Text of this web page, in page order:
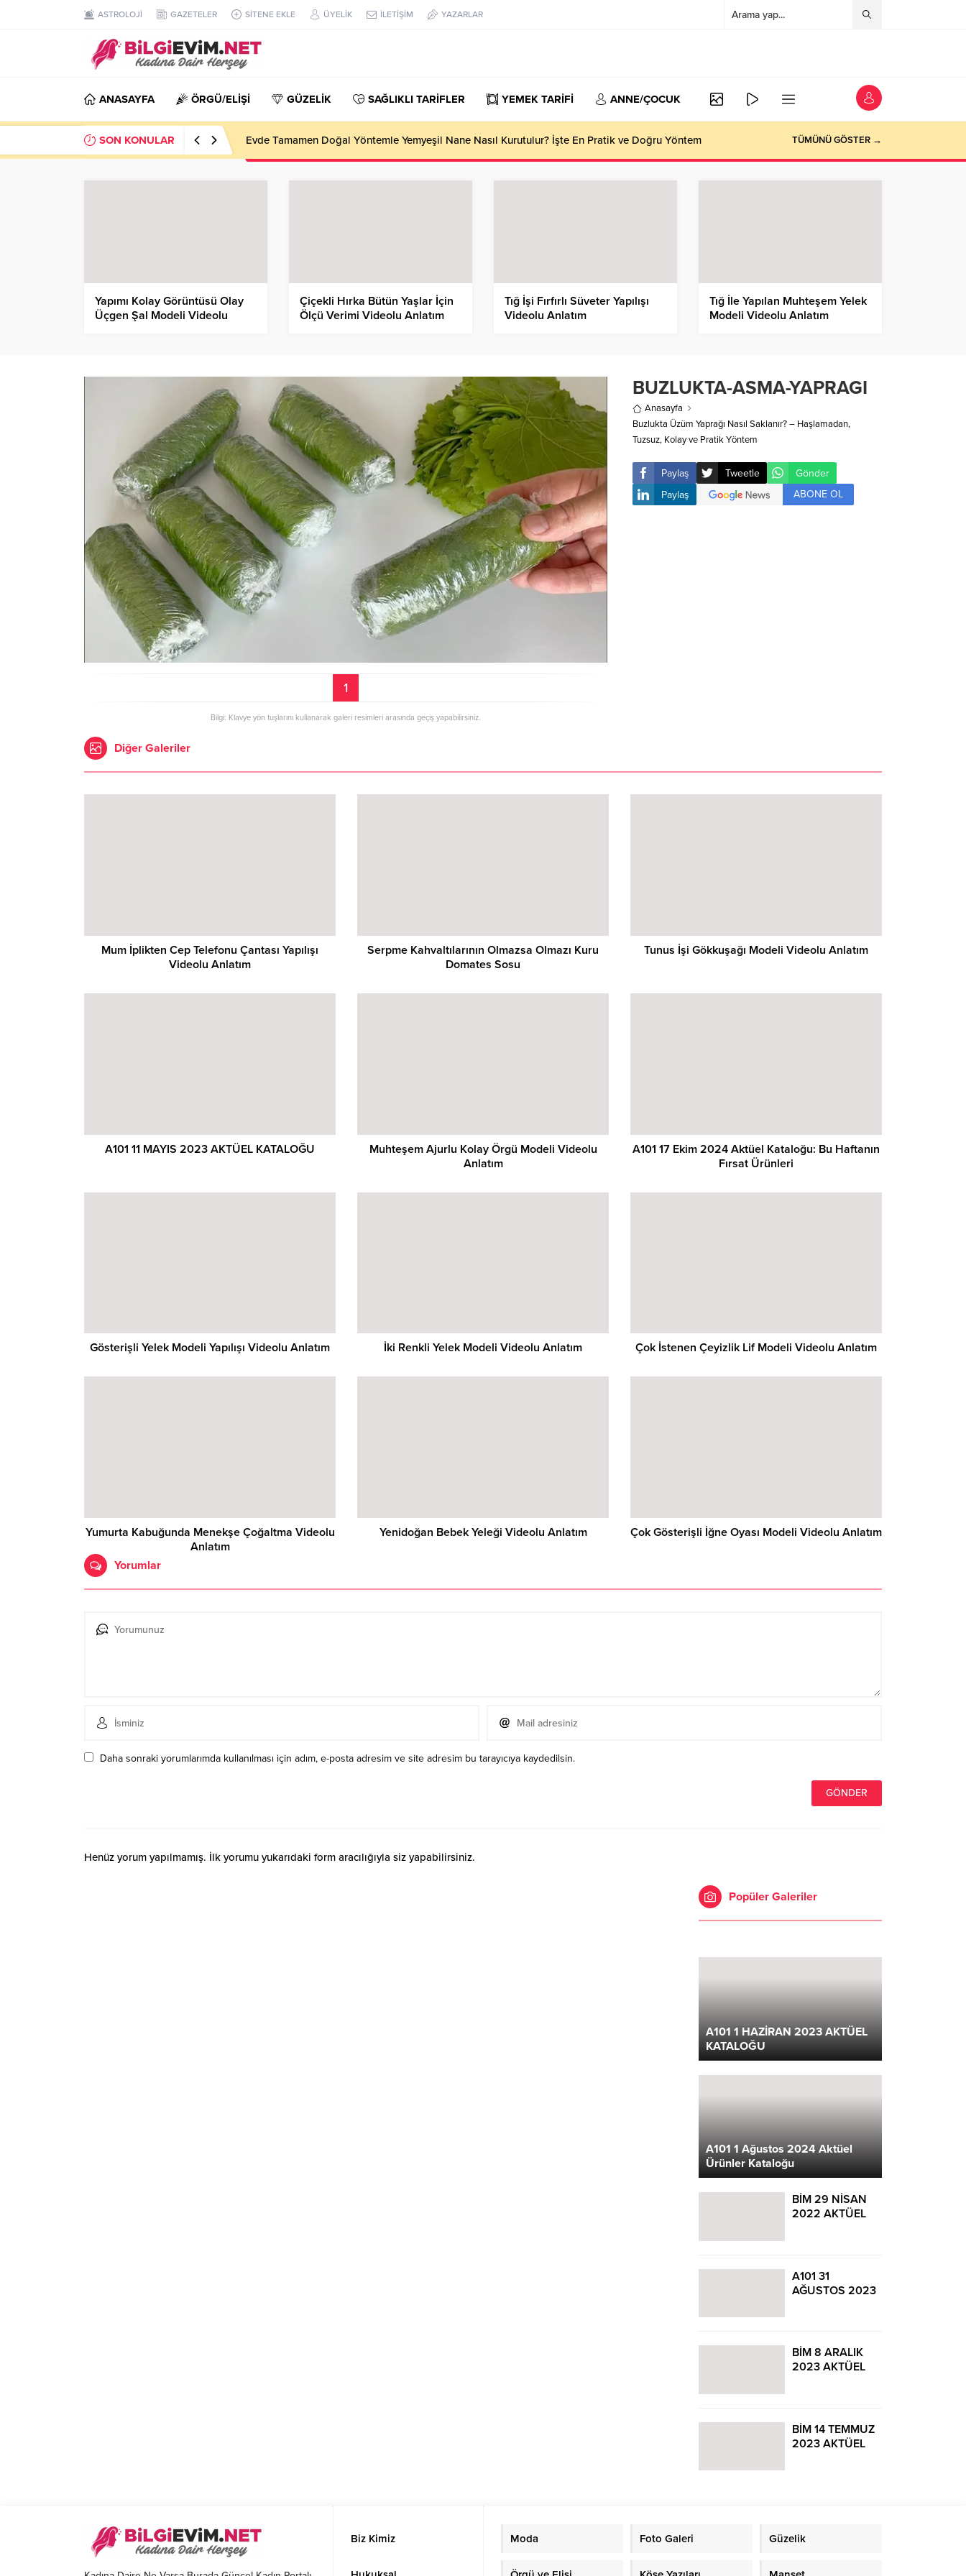
ASTROLOJİ GAZETELER SİTENE EKLE ÜYELİK İLETİŞİM YAZARLAR
ANASAYFA ÖRGÜ/ELİŞİ GÜZELİK SAĞLIKLI TARİFLER YEMEK TARİFİ ANNE/ÇOCUK
SON KONULAR Evde Tamamen Doğal Yöntemle Yemyeşil Nane Nasıl Kurutulur? İşte En Pratik ve Doğru Yöntem TÜMÜNÜ GÖSTER →
Yapımı Kolay Görüntüsü Olay
Üçgen Şal Modeli Videolu
Çiçekli Hırka Bütün Yaşlar İçin
Ölçü Verimi Videolu Anlatım
Tığ İşi Fırfırlı Süveter Yapılışı
Videolu Anlatım
Tığ İle Yapılan Muhteşem Yelek
Modeli Videolu Anlatım
1
Bilgi: Klavye yön tuşlarını kullanarak galeri resimleri arasında geçiş yapabilirsiniz.
BUZLUKTA-ASMA-YAPRAGI
Anasayfa
Buzlukta Üzüm Yaprağı Nasıl Saklanır? – Haşlamadan,
Tuzsuz, Kolay ve Pratik Yöntem
Paylaş Tweetle
Gönder
Paylaş
ABONE OL
Diğer Galeriler
Mum İplikten Cep Telefonu Çantası Yapılışı
Videolu Anlatım
Serpme Kahvaltılarının Olmazsa Olmazı Kuru
Domates Sosu
Tunus İşi Gökkuşağı Modeli Videolu Anlatım
A101 11 MAYIS 2023 AKTÜEL KATALOĞU
Muhteşem Ajurlu Kolay Örgü Modeli Videolu
Anlatım
A101 17 Ekim 2024 Aktüel Kataloğu: Bu Haftanın
Fırsat Ürünleri
Gösterişli Yelek Modeli Yapılışı Videolu Anlatım İki Renkli Yelek Modeli Videolu Anlatım Çok İstenen Çeyizlik Lif Modeli Videolu Anlatım
Yumurta Kabuğunda Menekşe Çoğaltma Videolu
Anlatım
Yenidoğan Bebek Yeleği Videolu Anlatım Çok Gösterişli İğne Oyası Modeli Videolu Anlatım
Yorumlar
Daha sonraki yorumlarımda kullanılması için adım, e-posta adresim ve site adresim bu tarayıcıya kaydedilsin.
Henüz yorum yapılmamış. İlk yorumu yukarıdaki form aracılığıyla siz yapabilirsiniz.
Popüler Galeriler
A101 1 HAZİRAN 2023 AKTÜEL
KATALOĞU
A101 1 Ağustos 2024 Aktüel
Ürünler Kataloğu
BİM 29 NİSAN
2022 AKTÜEL
A101 31
AĞUSTOS 2023
BİM 8 ARALIK
2023 AKTÜEL
BİM 14 TEMMUZ
2023 AKTÜEL
Biz Kimiz Moda Foto Galeri Güzelik